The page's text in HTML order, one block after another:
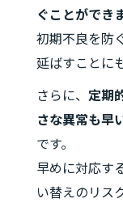
ぐことができ
初期不良を防
延ばすことに
さらに、 定期
さな異常も早
です。
早めに対応す
い替えのリス